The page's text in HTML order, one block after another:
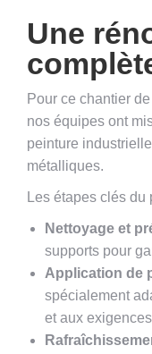
Une
Pour ce chantier
nos équipes ont
peinture
métalliques.
Les étapes clés du
Nettoyage et
supports pour
Application de
spécialement
et aux